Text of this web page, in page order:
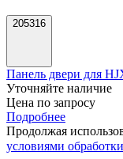
205316
Панель двери для
Уточняйте наличие
Цена по запросу
Подробнее
Продолжая
условиями